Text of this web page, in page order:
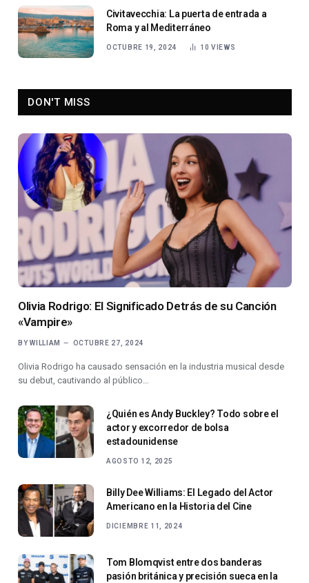
Civitavecchia: La puerta de entrada a
Roma y al Mediterráneo
OCTUBRE 19, 2024 10VIEWS
DON'T MISS
Olivia Rodrigo: El Significado Detrás de su Canción
«Vampire»
BY WILLIAM OCTUBRE 27, 2024
Olivia Rodrigo ha causado sensación en la industria musical desde
su debut, cautivando al público…
¿Quién es Andy Buckley? Todo sobre el
actor y excorredor de bolsa
estadounidense
AGOSTO 12, 2025
Billy Dee Williams: El Legado del Actor
Americano en la Historia del Cine
DICIEMBRE 11, 2024
Tom Blomqvist entre dos banderas
pasión británica y precisión sueca en la